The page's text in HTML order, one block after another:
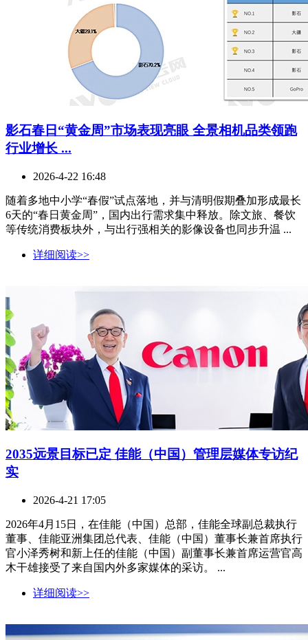
影石春日“黄金周”市场表现亮眼 全景相机品类领跑
行业增长 ...
2026-4-22 16:48
随着多地中小学“春假”试点落地，并与清明假期叠加形成最长
6天的“春日黄金周”，国内出行需求集中释放。除文旅、餐饮
等传统消费板块外，与出行强相关的影像设备也同步升温 ...
详细阅读>>
2035远景目标已定 佳能（中国）管理层媒体专访纪
实
2026-4-21 17:05
2026年4月15日，在佳能（中国）总部，佳能全球副总裁执行
董事、佳能亚洲集团总代表、佳能（中国）董事长兼首席执行
官小泽秀树和新上任的佳能（中国）副董事长兼首席运营官高
木干雄接受了来自国内外多家媒体的采访。 ...
详细阅读>>